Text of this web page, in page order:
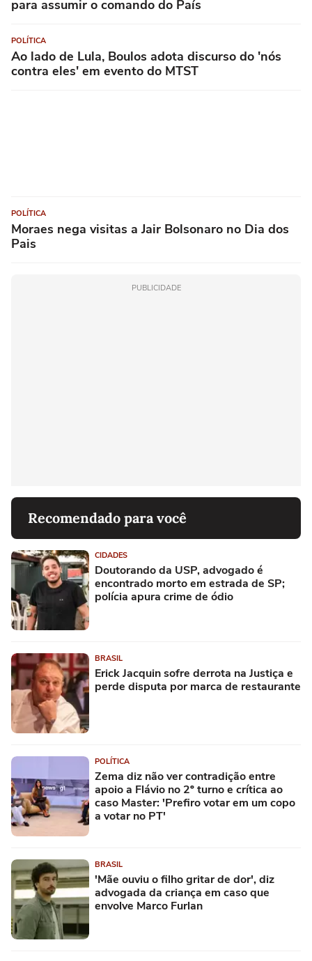
para assumir o comando do País
POLÍTICA
Ao lado de Lula, Boulos adota discurso do 'nós
contra eles' em evento do MTST
POLÍTICA
Moraes nega visitas a Jair Bolsonaro no Dia dos
Pais
PUBLICIDADE
Recomendado para você
CIDADES
Doutorando da USP, advogado é
encontrado morto em estrada de SP;
polícia apura crime de ódio
BRASIL
Erick Jacquin sofre derrota na Justiça e
perde disputa por marca de restaurante
POLÍTICA
Zema diz não ver contradição entre
apoio a Flávio no 2º turno e crítica ao
caso Master: 'Prefiro votar em um copo
a votar no PT'
BRASIL
'Mãe ouviu o filho gritar de dor', diz
advogada da criança em caso que
envolve Marco Furlan